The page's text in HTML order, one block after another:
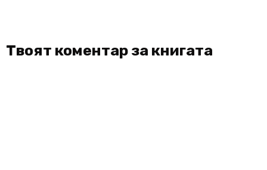
Твоят коментар за книгата